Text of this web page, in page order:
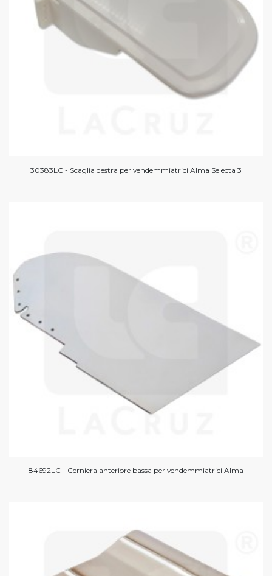
30383LC - Scaglia destra per vendemmiatrici Alma Selecta 3
84692LC - Cerniera anteriore bassa per vendemmiatrici Alma